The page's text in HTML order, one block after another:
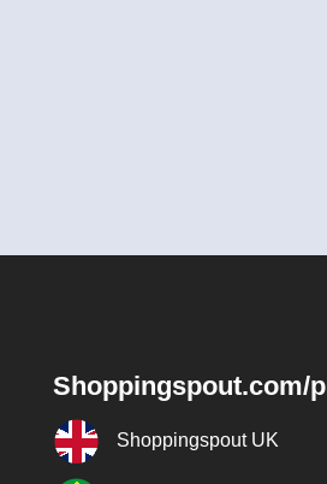
Shoppingspout.com/pl
Shoppingspout UK